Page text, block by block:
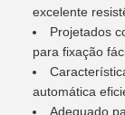
excelente
Projetados
para fixação
automática
Adequado